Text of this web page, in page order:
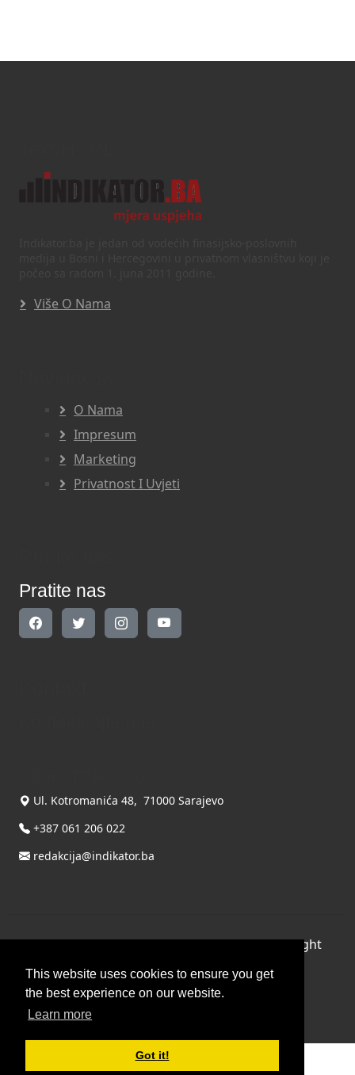
This website uses cookies to ensure you get
the best experience on our website.
Learn more
Got it!
Više O Nama
O Nama
Impresum
Marketing
Privatnost I Uvjeti
Pratite nas
Ul. Kotromanića 48, 71000 Sarajevo
+387 061 206 022
redakcija@indikator.ba
©Copyright 2026 by INDIKATOR d.o.o., All Right
Terms Of Use|Privacy Statement
Powered by THYME SYSTEMS doo